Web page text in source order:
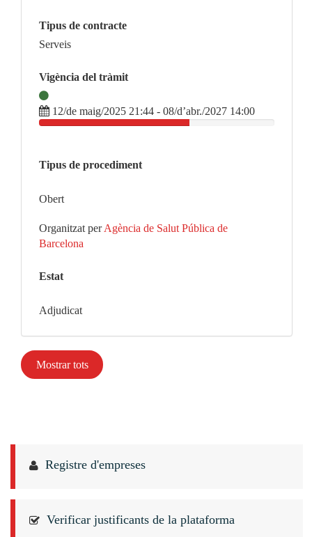
Tipus de contracte
Serveis
Vigència del tràmit
12/de maig/2025 21:44 - 08/d’abr./2027 14:00
Tipus de procediment
Obert
Organitzat per Agència de Salut Pública de
Barcelona
Estat
Adjudicat
Mostrar tots
Registre d'empreses
Verificar justificants de la plataforma